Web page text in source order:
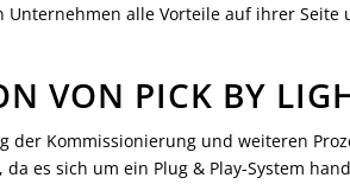
alle Vorteile auf ihrer
VON PICK BY
Kommissionierung und weiteren
es sich um ein Plug & Play-System